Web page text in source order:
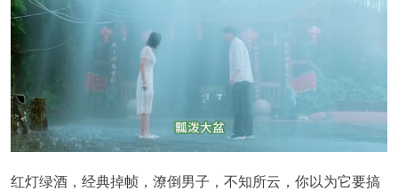
红灯绿酒，经典掉帧，潦倒男子，不知所云，你以为它要搞